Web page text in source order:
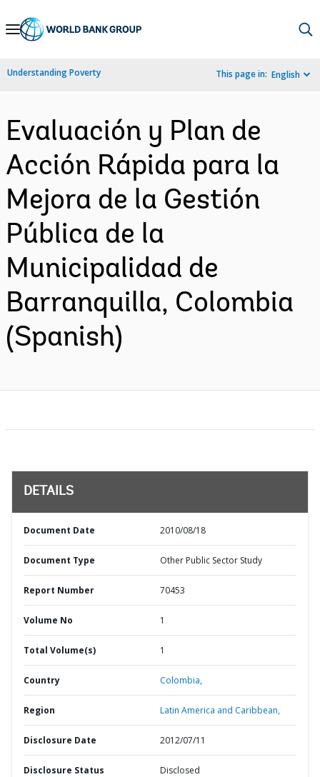
Skip
Navigation
Understanding Poverty This page in: English
Evaluación y Plan de
Acción Rápida para la
Mejora de la Gestión
Pública de la
Municipalidad de
Barranquilla, Colombia
(Spanish)
DETAILS
Document Date 2010/08/18
Document Type Other Public Sector Study
Report Number 70453
Volume No 1
Total Volume(s) 1
Country Colombia,
Region Latin America and Caribbean,
Disclosure Date 2012/07/11
Disclosure Status Disclosed